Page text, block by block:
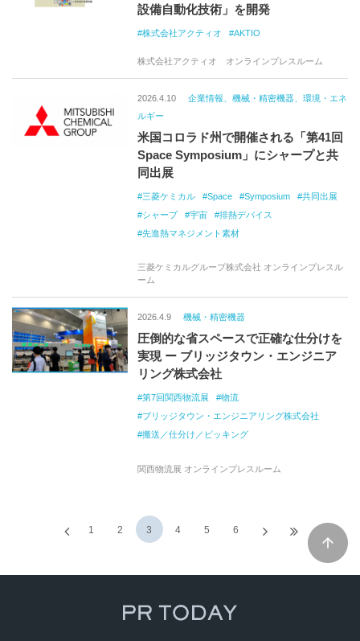
設備自動化技術」を開発
株式会社アクティオ AKTIO
株式会社アクティオ オンラインプレスルーム
2026.4.10
企業情報、機械・精密機器、環境・エネ
ルギー
米国コロラド州で開催される「第41回
Space Symposium」にシャープと共
同出展
三菱ケミカル Space Symposium
共同出展
シャープ
宇宙
排熱デバイス
先進熱マネジメント素材
三菱ケミカルグループ株式会社 オンラインプレスル
ーム
2026.4.9 機械・精密機器
圧倒的な省スペースで正確な仕分けを
実現 ー ブリッジタウン・エンジニア
リング株式会社
第7回関西物流展
物流
ブリッジタウン・エンジニアリング株式会社
搬送／仕分け／ピッキング
関西物流展 オンラインプレスルーム
1 2 3 4 5 6